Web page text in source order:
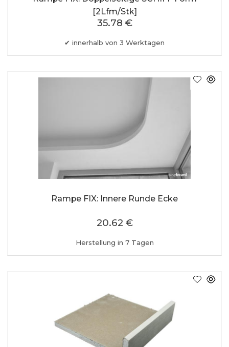
[2Lfm/Stk]
innerhalb von 3 Werktagen
35.78 €
Rampe FIX: Innere Runde Ecke
Herstellung in 7 Tagen
20.62 €